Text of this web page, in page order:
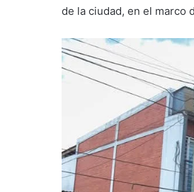
de la ciudad, en el marco